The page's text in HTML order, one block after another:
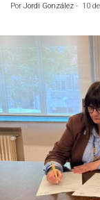
Por Jordi González - 10